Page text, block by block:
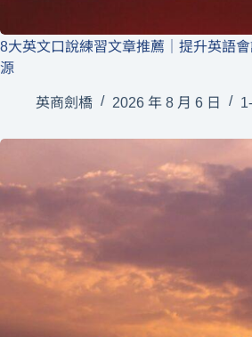
8大英文口說練習文章推薦｜提升英語
源
英商劍橋 2026 年 8 月 6 日